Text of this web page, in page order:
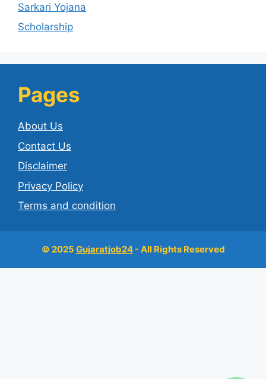
Sarkari Yojana
Scholarship
Pages
About Us
Contact Us
Disclaimer
Privacy Policy
Terms and condition
© 2025 Gujaratjob24- All Rights Reserved